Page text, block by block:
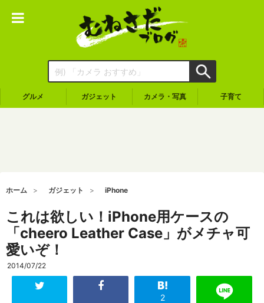
グルメ ガジェット カメラ・写真 子育て
ホーム ガジェット iPhone
これは欲しい！iPhone用ケースの
「cheero Leather Case」がメチャ可
愛いぞ！
2014/07/22
2